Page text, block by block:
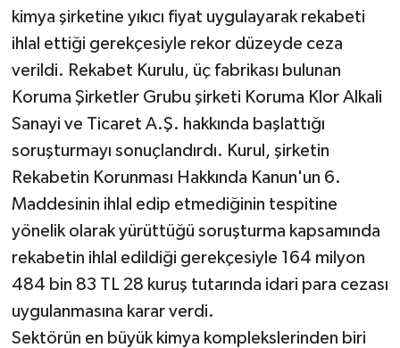
kimya şirketine yıkıcı fiyat uygulayarak rekabeti
ihlal ettiği gerekçesiyle rekor düzeyde ceza
verildi. Rekabet Kurulu, üç fabrikası bulunan
Koruma Şirketler Grubu şirketi Koruma Klor Alkali
Sanayi ve Ticaret A.Ş. hakkında başlattığı
soruşturmayı sonuçlandırdı. Kurul, şirketin
Rekabetin Korunması Hakkında Kanun'un 6.
Maddesinin ihlal edip etmediğinin tespitine
yönelik olarak yürüttüğü soruşturma kapsamında
rekabetin ihlal edildiği gerekçesiyle 164 milyon
484 bin 83 TL 28 kuruş tutarında idari para cezası
uygulanmasına karar verdi.
Sektörün en büyük kimya komplekslerinden biri